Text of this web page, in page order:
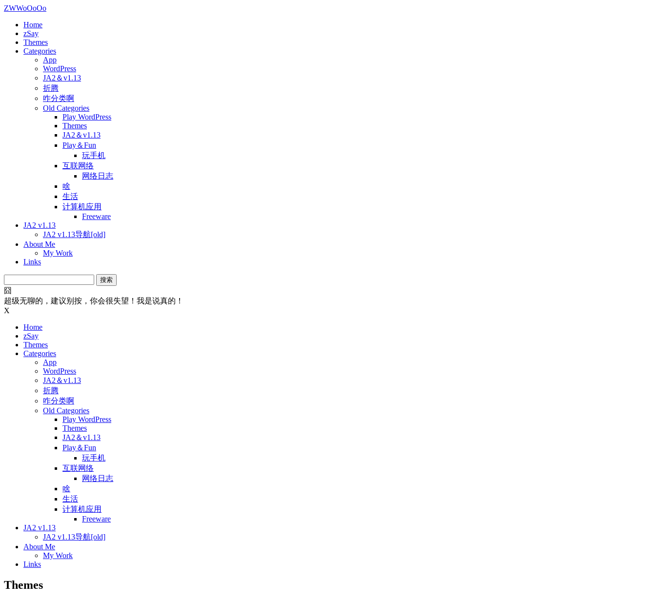
ZWWoOoOo
Home
zSay
Themes
Categories
App
WordPress
JA2＆v1.13
折腾
咋分类啊
Old Categories
Play WordPress
Themes
JA2＆v1.13
Play＆Fun
玩手机
互联网络
网络日志
啥
生活
计算机应用
Freeware
JA2 v1.13
JA2 v1.13导航[old]
About Me
My Work
Links
索：
囧
超级无聊的，建议别按，你会很失望！我是说真的！
X
Home
zSay
Themes
Categories
App
WordPress
JA2＆v1.13
折腾
咋分类啊
Old Categories
Play WordPress
Themes
JA2＆v1.13
Play＆Fun
玩手机
互联网络
网络日志
啥
生活
计算机应用
Freeware
JA2 v1.13
JA2 v1.13导航[old]
About Me
My Work
Links
Themes